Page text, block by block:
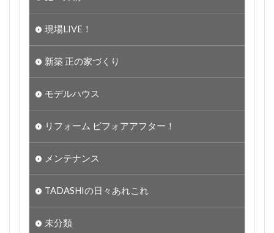
現場LIVE！
新築 正の家づくり
モデルハウス
リフォーム ビフォアアフター！
メンテナンス
TADASHIの日々あれこれ
未分類